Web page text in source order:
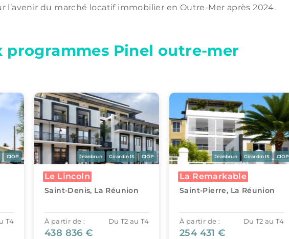
l’avenir du marché locatif immobilier en Outre-Mer après 2024.
programmes Pinel outre-mer
CIOP
T4
Jeanbrun Girardin IS CIOP
La Remarkable
Saint-Pierre, La Réunion
Du T2 au T4
À partir de :
254 431 €
Jeanbrun Girardin IS CIOP
La First
Saint-Pierre, La Réunion
Du T2 au T4
À partir de :
182 000 €